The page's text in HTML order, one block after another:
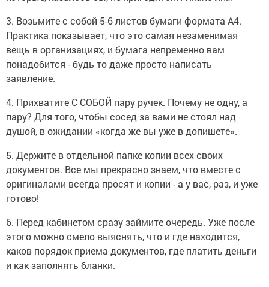
3. Возьмите с собой 5-6 листов бумаги формата А4.
Практика показывает, что это самая незаменимая
вещь в организациях, и бумага непременно вам
понадобится - будь то даже просто написать
заявление.
4. Прихватите С СОБОЙ пару ручек. Почему не одну, а
пару? Для того, чтобы сосед за вами не стоял над
душой, в ожидании «когда же вы уже в допишете».
5. Держите в отдельной папке копии всех своих
документов. Все мы прекрасно знаем, что вместе с
оригиналами всегда просят и копии - а у вас, раз, и уже
готово!
6. Перед кабинетом сразу займите очередь. Уже после
этого можно смело выяснять, что и где находится,
каков порядок приема документов, где платить деньги
и как заполнять бланки.